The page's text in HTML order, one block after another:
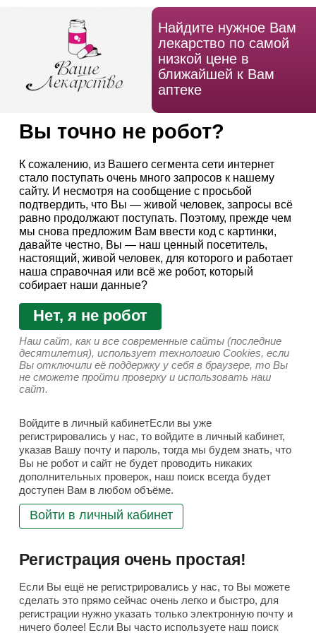
Найдите нужное Вам
лекарство по самой
низкой цене в
ближайшей к Вам
аптеке
Вы точно не робот?
К сожалению, из Вашего сегмента сети интернет
стало поступать очень много запросов к нашему
сайту. И несмотря на сообщение с просьбой
подтвердить, что Вы — живой человек, запросы всё
равно продолжают поступать. Поэтому, прежде чем
мы снова предложим Вам ввести код с картинки,
давайте честно, Вы — наш ценный посетитель,
настоящий, живой человек, для которого и работает
наша справочная или всё же робот, который
собирает наши данные?
Нет, я не робот
Наш сайт, как и все современные сайты (последние
десятилетия), использует технологию Cookies, если
Вы отключили её поддержку у себя в браузере, то Вы
не сможете пройти проверку и использовать наш
сайт.
Войдите в личный кабинетЕсли вы уже
регистрировались у нас, то войдите в личный кабинет,
указав Вашу почту и пароль, тогда мы будем знать, что
Вы не робот и сайт не будет проводить никаких
дополнительных проверок, наш поиск всегда будет
доступен Вам в любом объёме.
Войти в личный кабинет
Регистрация очень простая!
Если Вы ещё не регистрировались у нас, то Вы можете
сделать это прямо сейчас очень легко и быстро, для
регистрации нужно указать только электронную почту и
ничего более! Если Вы часто используете наш поиск